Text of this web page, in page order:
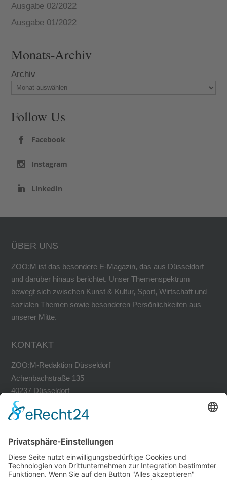
Ausgabe 02/2022
Ausgabe 01/2022
Monats-Archiv
Archiv
Follow Us
Facebook
Instagram
LinkedIn
ÜBER UNS
ZOO:M ist das besondere E-Magazin, das aus Düsseldorf
und darüber hinaus berichtet. Unser Themenspektrum
bewegt sich zwischen Kunst & Kultur, Sport, Wirtschaft und
sozialen Themen sowie besonderen Persönlichkeiten aus
unserer Mitte.
KONTAKT
ZOO:M-Redaktion Düsseldorf
Achenbachstraße 135
40237 Düsseldorf
Tel. 0211-30200741
Fax 0211-30200749
RECHTLICHES
Impressum